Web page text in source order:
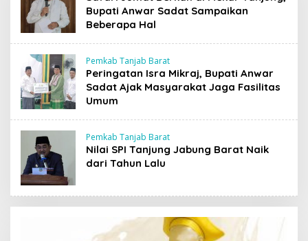
Bupati Anwar Sadat Sampaikan
Beberapa Hal
Pemkab Tanjab Barat
Peringatan Isra Mikraj, Bupati Anwar
Sadat Ajak Masyarakat Jaga Fasilitas
Umum
Pemkab Tanjab Barat
Nilai SPI Tanjung Jabung Barat Naik
dari Tahun Lalu